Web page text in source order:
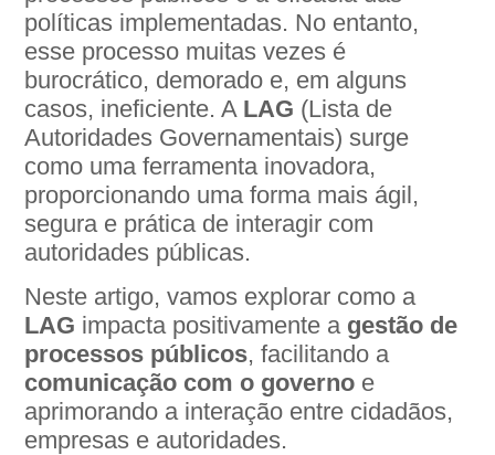
políticas implementadas. No entanto,
esse processo muitas vezes é
burocrático, demorado e, em alguns
casos, ineficiente. A LAG (Lista de
Autoridades Governamentais) surge
como uma ferramenta inovadora,
proporcionando uma forma mais ágil,
segura e prática de interagir com
autoridades públicas.
Neste artigo, vamos explorar como a
LAG impacta positivamente a gestão de
processos públicos, facilitando a
comunicação com o governo e
aprimorando a interação entre cidadãos,
empresas e autoridades.